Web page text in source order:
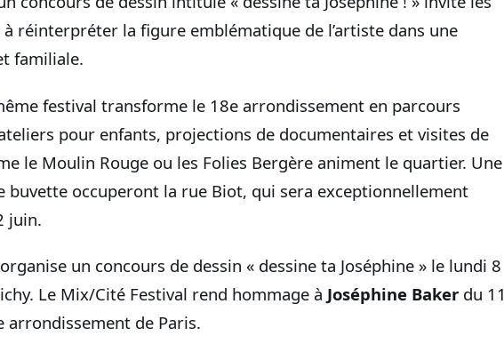
à réinterpréter la figure emblématique de l’artiste dans une
familiale.
festival transforme le 18e arrondissement en parcours
pour enfants, projections de documentaires et visites de
le Moulin Rouge ou les Folies Bergère animent le quartier. Une
buvette occuperont la rue Biot, qui sera exceptionnellement
juin.
organise un concours de dessin « dessine ta Joséphine » le lundi 8
Le Mix/Cité Festival rend hommage à Joséphine Baker du 11
arrondissement de Paris.